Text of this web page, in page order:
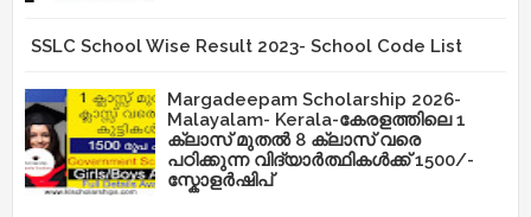
SSLC School Wise Result 2023- School Code List
Margadeepam Scholarship 2026-
Malayalam- Kerala-കേരളത്തിലെ 1
ക്ലാസ് മുതൽ 8 ക്ലാസ് വരെ
പഠിക്കുന്ന വിദ്യാർത്ഥികൾക്ക് 1500/-
സ്കോളർഷിപ്